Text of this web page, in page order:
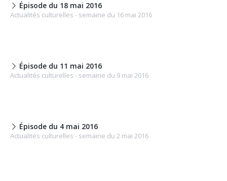
Épisode du 18 mai 2016
Actualités culturelles - semaine du 16 mai 2016
Épisode du 11 mai 2016
Actualités culturelles - semaine du 9 mai 2016
Épisode du 4 mai 2016
Actualités culturelles - semaine du 2 mai 2016